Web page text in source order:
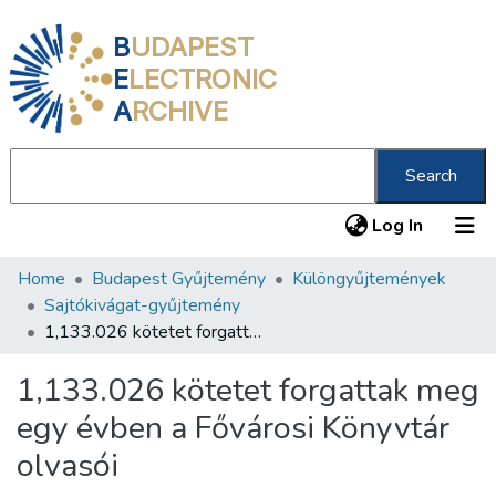
BUDAPEST
ELECTRONIC
ARCHIVE
Search
Log In (current)
Communities & Collections
All of DSpace
About us
Home Budapest Gyűjtemény
Különgyűjtemények
Sajtókivágat-gyűjtemény
1,133.026 kötetet forgattak meg egy évben a Fővárosi Könyvtár olvasói
1,133.026 kötetet forgattak meg
egy évben a Fővárosi Könyvtár
olvasói